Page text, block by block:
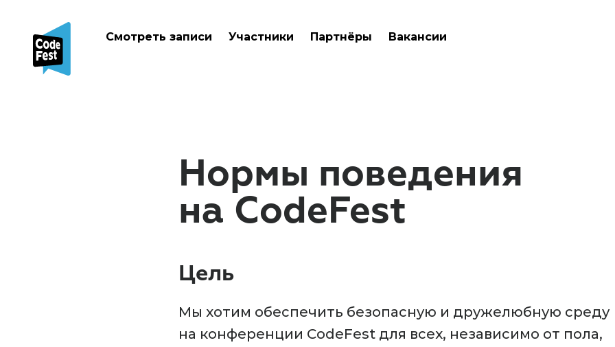
Смотреть записи Участники Партнёры Вакансии
Нормы поведения
на CodeFest
Цель
Мы хотим обеспечить безопасную и дружелюбную среду
на конференции CodeFest для всех, независимо от пола,